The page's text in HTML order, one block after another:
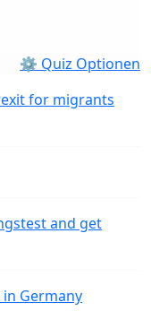
⚙ Quiz Optionen
for migrants
and get
in Germany